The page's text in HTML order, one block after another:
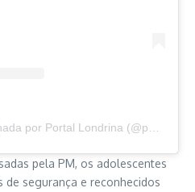
pela PM, os adolescentes
segurança e reconhecidos